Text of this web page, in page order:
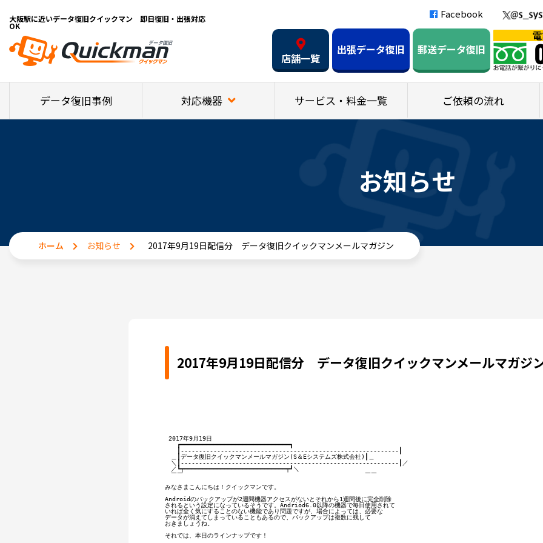
大阪駅に近いデータ復旧クイックマン 即日復旧・出張対応
OK
Facebook
店舗一覧
出張データ復旧 郵送データ復旧
データ復旧事例 対応機器 サービス・料金一覧 ご依頼の流れ
お知らせ
ホーム お知らせ 2017年9月19日配信分 データ復旧クイックマンメールマガジン
2017年9月19日配信分 データ復旧クイックマンメールマガジ
2017年9月19日
┏━━━━━━━━━━━━━━━━━━━━━━━━━━━━━━┓
┃------------------------------------------------------------┃
＿┃データ復旧クイックマンメールマガジン(S＆Eシステムズ株式会社)┃＿
＼┃------------------------------------------------------------┃／
／┗┯━━━━━━━━━━━━━━━━━━━━━━━━━━━━┯┛＼
￣￣　　　　　　　　　　　　　　　　　　　　　　　　　　　　　　￣￣
みなさまこんにちは！クイックマンです。
Androidのバックアップが2週間機器アクセスがないとそれから1週間後に完全削除
されるという設定になっているそうです。Andriod6.0以降の機器で毎日使用されて
いれば全く気にすることのない機能であり問題ですが、場合によっては、必要な
データが消えてしまっていることもあるので、バックアップは複数に残して
おきましょうね。
それでは、本日のラインナップです！